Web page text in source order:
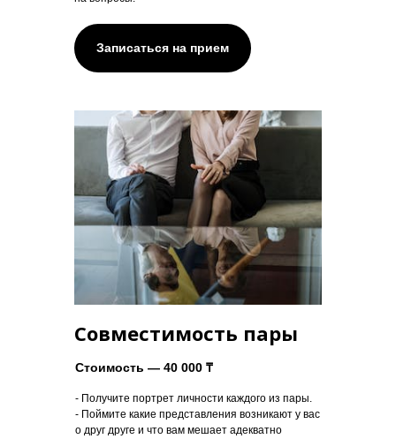
Совместимость пары
Стоимость — 40 000 ₸
- Получите портрет личности каждого из пары.
- Поймите какие представления возникают у вас
о друг друге и что вам мешает адекватно
Записаться на прием